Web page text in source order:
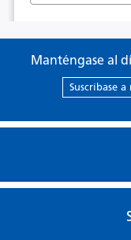
Manténgase al
Suscríbase